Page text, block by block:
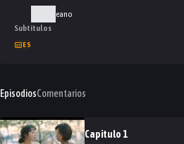
Coreano
Subtítulos
ES
EpisodiosComentarios
Capitulo 1